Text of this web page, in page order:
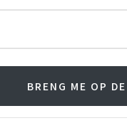
BRENG ME OP